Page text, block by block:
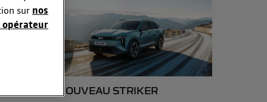
NOUVEAU STRIKER
sur nos
opérateur
en
IP